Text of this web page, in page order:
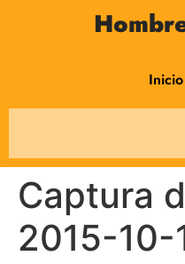
Inicio
Captura
2015-10-